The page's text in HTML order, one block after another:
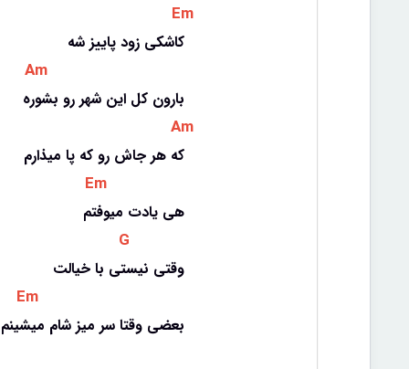
Em
کاشکی زود پاییز شه
Am
بارون کل این شهر رو بشوره
Am
که هر جاش رو که پا میذارم
Em
هی یادت میوفتم
G
وقتی نیستی با خیالت
Em
بعضی وقتا سر میز شام میشینم